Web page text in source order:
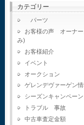
カテゴリー
パーツ
お客様の声 オーナ
み)
お客様紹介
イベント
オークション
ゲレンデヴァーゲン
シーズンキャンペーン
トラブル 事故
中古車査定金額